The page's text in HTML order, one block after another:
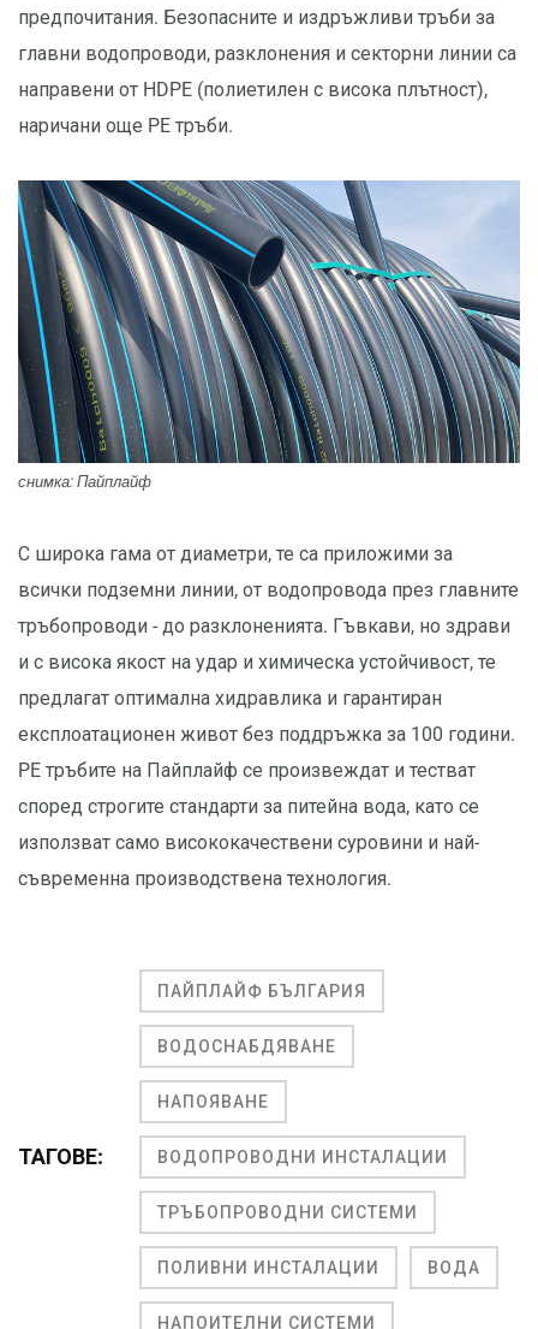
предпочитания. Безопасните и издръжливи тръби за
главни водопроводи, разклонения и секторни линии са
направени от HDPE (полиетилен с висока плътност),
наричани още PE тръби.
снимка: Пайплайф
С широка гама от диаметри, те са приложими за
всички подземни линии, от водопровода през главните
тръбопроводи - до разклоненията. Гъвкави, но здрави
и с висока якост на удар и химическа устойчивост, те
предлагат оптимална хидравлика и гарантиран
експлоатационен живот без поддръжка за 100 години.
PE тръбите на Пайплайф се произвеждат и тестват
според строгите стандарти за питейна вода, като се
използват само висококачествени суровини и най-
съвременна производствена технология.
ТАГОВЕ:
ПАЙПЛАЙФ БЪЛГАРИЯ
ВОДОСНАБДЯВАНЕ
НАПОЯВАНЕ
ВОДОПРОВОДНИ ИНСТАЛАЦИИ
ТРЪБОПРОВОДНИ СИСТЕМИ
ПОЛИВНИ ИНСТАЛАЦИИ ВОДА
НАПОИТЕЛНИ СИСТЕМИ